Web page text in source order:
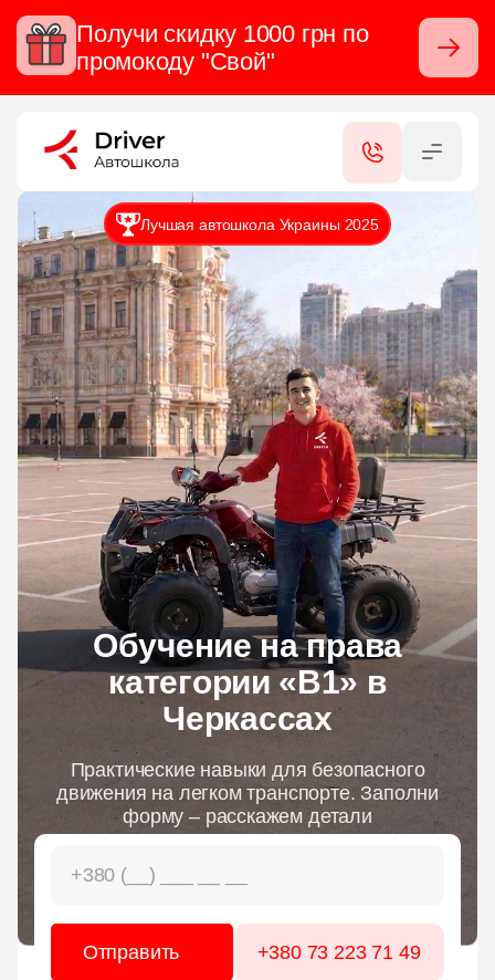
Получи скидку 1000 грн по
промокоду "Свой"
Закрыть
КАТЕГОРИИ
УСЛУГИ
СЕРТИФИКАТЫ
КОНТАКТЫ
ФИЛИАЛЫ
ОТЗЫВЫ
ЦЕНЫ
ГРАФИК
ИНСТРУКТОРЫ
ОНЛАЙН ОБУЧЕНИЕ
Лучшая автошкола Украины 2025
Обучение на права
категории «B1» в
Черкассах
Практические навыки для безопасного
движения на легком транспорте. Заполни
форму – расскажем детали
+380 73 223 71 49